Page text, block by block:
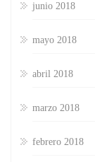
junio 2018
mayo 2018
abril 2018
marzo 2018
febrero 2018